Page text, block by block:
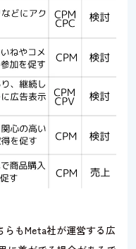
らもMeta社が運営する広